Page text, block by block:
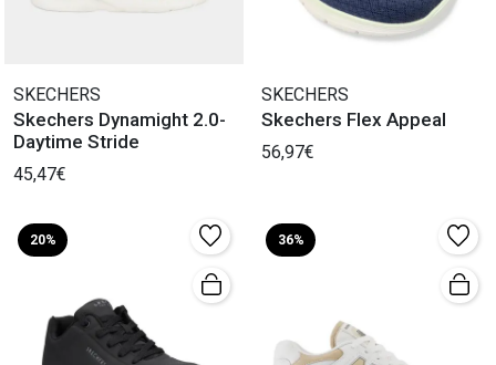
SKECHERS
Skechers Dynamight 2.0-
Daytime Stride
45,47€
SKECHERS
Skechers Flex Appeal
56,97€
20% 36%